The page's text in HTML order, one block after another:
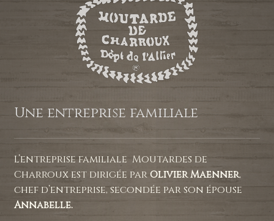
Une entreprise familiale
L’entreprise familiale Moutardes de
Charroux est dirigée par Olivier Maenner,
chef d’entreprise, secondée par son épouse
Annabelle.